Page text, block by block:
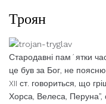
Троян
Стародавні пам´ятки
це був за Бог, не
XII ст. говориться, що
Хорса, Велеса,